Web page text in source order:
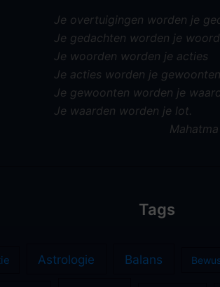
Je overtuigingen worden je
Je gedachten worden je
Je woorden worden je acties
Je acties worden je gewoonten
Je gewoonten worden je
Je waarden worden je lot.
Tags
Astrologie Balans